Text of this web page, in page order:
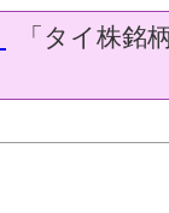
「タイ株銘